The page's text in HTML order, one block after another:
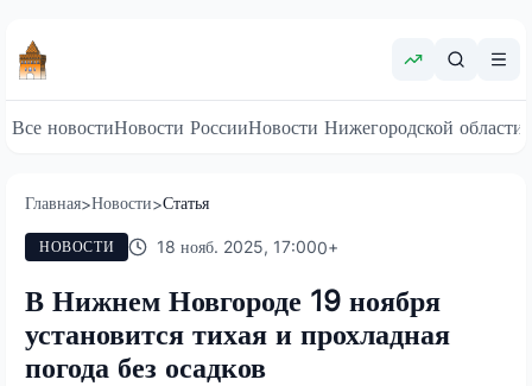
Все новостиНовости РоссииНовости Нижегородской области
Главная>Новости>Статья
НОВОСТИ 18 нояб. 2025, 17:000+
В Нижнем Новгороде 19 ноября
установится тихая и прохладная
погода без осадков